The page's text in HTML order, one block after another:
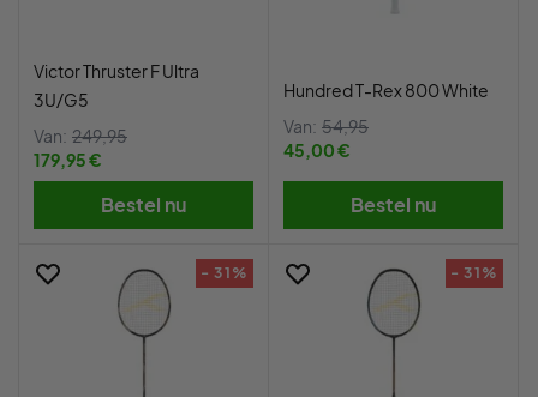
Victor Thruster F Ultra
3U/G5
Van: 249,95
179,95 €
Bestel nu
Hundred T-Rex 800 White
Van: 54,95
45,00 €
Bestel nu
- 31% - 31%